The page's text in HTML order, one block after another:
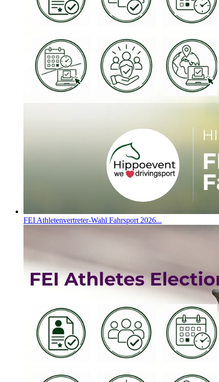
FEI Athletenvertreter-Wahl Fahrsport 2026...